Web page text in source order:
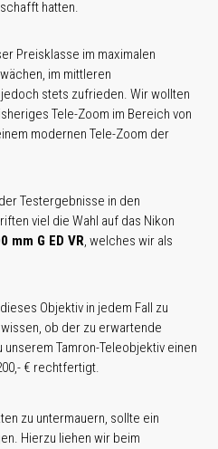
hatten.
Preisklasse im maximalen
im mittleren
stets zufrieden. Wir wollten
Tele-Zoom im Bereich von
modernen Tele-Zoom der
Testergebnisse in den
viel die Wahl auf das Nikon
mm G ED VR, welches wir als
Objektiv in jedem Fall zu
ob der zu erwartende
Tamron-Teleobjektiv einen
€ rechtfertigt.
zu untermauern, sollte ein
Hierzu liehen wir beim